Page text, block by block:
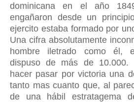
dominicana en el año
engañaron desde un
ejercito estaba formado por
Una cifra absolutamente
hombre iletrado como él,
dispuso de más de 10.000.
hacer pasar por victoria una
tanto mas cuanto que, al
de una hábil estratagema